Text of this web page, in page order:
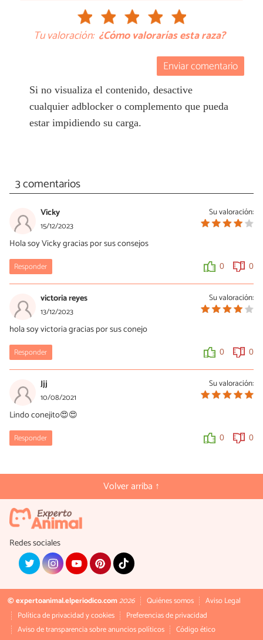
Tu valoración: ¿Cómo valorarías esta raza?
Enviar comentario
Si no visualiza el contenido, desactive
cualquier adblocker o complemento que pueda
estar impidiendo su carga.
3 comentarios
Su valoración:
Vicky
15/12/2023
Hola soy Vicky gracias por sus consejos
Responder 0 0
Su valoración:
victoria reyes
13/12/2023
hola soy victoria gracias por sus conejo
Responder 0 0
Su valoración:
Jjj
10/08/2021
Lindo conejito😍😍
Responder 0 0
Volver arriba ↑
Redes sociales
© expertoanimal.elperiodico.com2026 Quiénes somos
Aviso Legal
Política de privacidad y cookies
Preferencias de privacidad
Aviso de transparencia sobre anuncios políticos
Código ético